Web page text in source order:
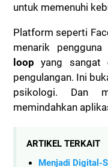
untuk memenuhi
Platform seperti
menarik
loop yang sangat
pengulangan. Ini
psikologi. Dan
memindahkan
ARTIKEL TERKAIT
Menjadi Digital-